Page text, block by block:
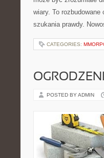
wiary. To
szukania prawdy.
CATEGORIES:
POSTED BY ADMIN